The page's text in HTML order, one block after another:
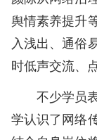
舆情素养提升
入浅出、通俗
时低声交流、
不少学员
学认识了网络